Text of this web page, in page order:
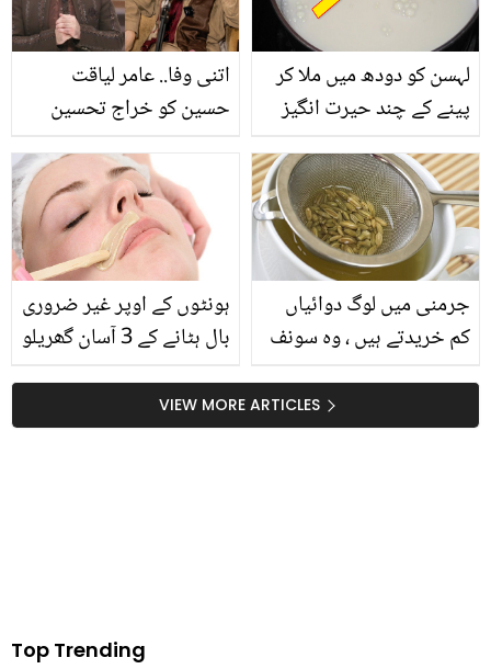
اتنی وفا.. عامر لیاقت
حسین کو خراج تحسین
اقبال کے گرویدہ ہوگئے
لہسن کو دودھ میں ملا کر
پینے کے چند حیرت انگیز
ہونٹوں کے اوپر غیر ضروری
بال ہٹانے کے 3 آسان گھریلو
جرمنی میں لوگ دوائیاں
کم خریدتے ہیں ، وہ سونف
VIEW MORE ARTICLES
Top Trending